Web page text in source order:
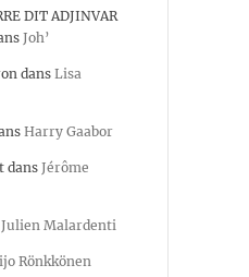
DIT ADJINVAR
Joh’
dans Lisa
Harry Gaabor
dans Jérôme
Julien Malardenti
Rönkkönen